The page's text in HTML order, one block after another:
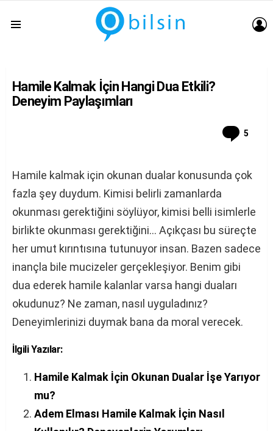
Hamile Kalmak İçin Hangi Dua Etkili?
Deneyim Paylaşımları
5
Hamile kalmak için okunan dualar konusunda çok
fazla şey duydum. Kimisi belirli zamanlarda
okunması gerektiğini söylüyor, kimisi belli isimlerle
birlikte okunması gerektiğini… Açıkçası bu süreçte
her umut kırıntısına tutunuyor insan. Bazen sadece
inançla bile mucizeler gerçekleşiyor. Benim gibi
dua ederek hamile kalanlar varsa hangi duaları
okudunuz? Ne zaman, nasıl uyguladınız?
Deneyimlerinizi duymak bana da moral verecek.
İlgili Yazılar:
Hamile Kalmak İçin Okunan Dualar İşe Yarıyor
mu?
Adem Elması Hamile Kalmak İçin Nasıl